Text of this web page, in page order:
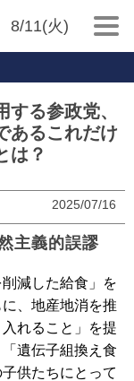
8/11(火)
る参政党、
あるこれだけ
は？
2025/07/16
主義的誤謬
減した給食」を
、地産地消を推
れること」を提
遺伝子組換え食
供たちにとって